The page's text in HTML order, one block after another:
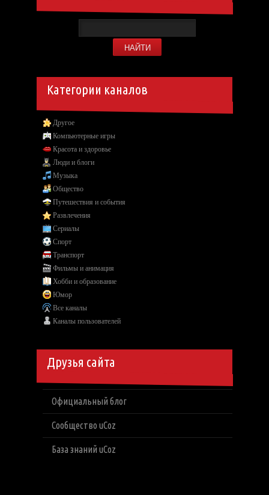
Категории каналов
Другое
Компьютерные игры
Красота и здоровье
Люди и блоги
Музыка
Общество
Путешествия и события
Развлечения
Сериалы
Спорт
Транспорт
Фильмы и анимация
Хобби и образование
Юмор
Все каналы
Каналы пользователей
Друзья сайта
Официальный блог
Сообщество uCoz
База знаний uCoz